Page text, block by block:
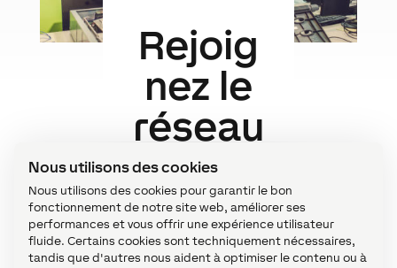
Nous utilisons des cookies
Nous utilisons des cookies pour garantir le bon
fonctionnement de notre site web, améliorer ses
performances et vous offrir une expérience utilisateur
fluide. Certains cookies sont techniquement nécessaires,
tandis que d'autres nous aident à optimiser le contenu ou à
Rejoig
nez le
réseau
d'insta
llateur
s